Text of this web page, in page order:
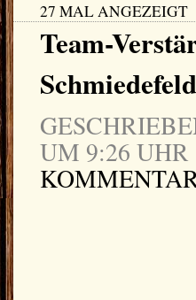
27 MAL ANGEZEIGT
Team-
Schmiedefeld
UM 9:26 UHR